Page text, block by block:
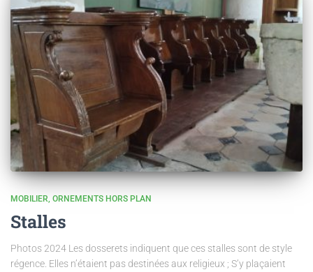
MOBILIER ORNEMENTS HORS PLAN
Stalles
Photos 2024 Les dosserets indiquent que ces stalles sont de style
régence. Elles n’étaient pas destinées aux religieux ; S’y plaçaient